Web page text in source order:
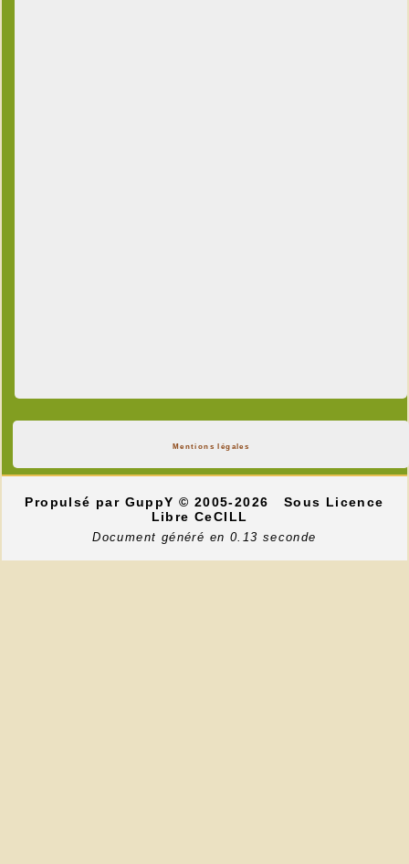
Mentions légales
Propulsé par GuppY© 2005-2026
Sous Licence
Libre CeCILL
Document généré en 0.13 seconde